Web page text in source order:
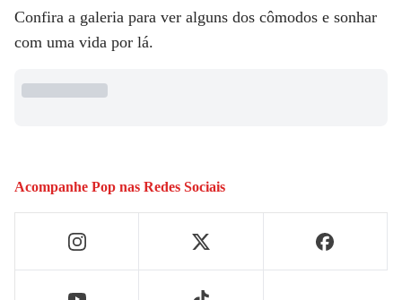
Confira a galeria para ver alguns dos cômodos e sonhar
com uma vida por lá.
Acompanhe Pop nas Redes Sociais